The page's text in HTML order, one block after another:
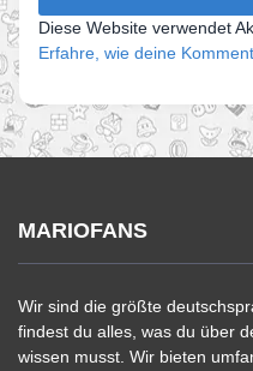
Diese Website verwendet
Erfahre, wie deine
MARIOFANS
Wir sind die größte
findest du alles, was du über
wissen musst. Wir bieten